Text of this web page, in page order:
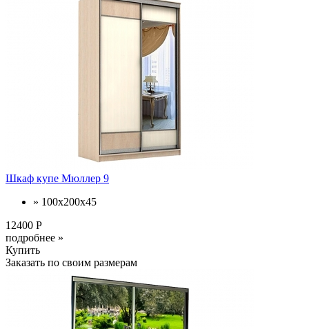
Шкаф купе Мюллер 9
» 100х200х45
12400 Р
подробнее »
Купить
Заказать по своим размерам